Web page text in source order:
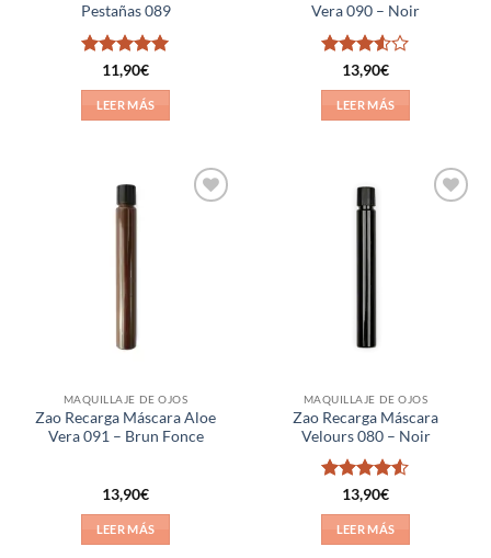
Pestañas 089
Valorado
con5de 5
11,90€
LEER MÁS
Vera 090 – Noir
Valorado
con3.5
de 5
13,90€
LEER MÁS
MAQUILLAJE DE OJOS
Zao Recarga Máscara Aloe
Vera 091 – Brun Fonce
13,90€
LEER MÁS
MAQUILLAJE DE OJOS
Zao Recarga Máscara
Velours 080 – Noir
Valorado
con4.5
de 5
13,90€
LEER MÁS